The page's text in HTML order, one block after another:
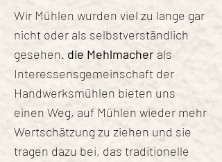
Wir Mühlen wurden viel zu lange gar
nicht oder als selbstverständlich
gesehen. die Mehlmacher als
Interessensgemeinschaft der
Handwerksmühlen bieten uns
einen Weg, auf Mühlen wieder mehr
Wertschätzung zu ziehen und sie
tragen dazu bei, das traditionelle